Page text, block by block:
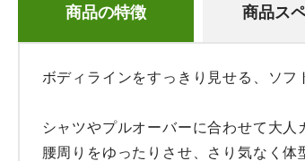
商品の特徴 商品ス
ボディラインをすっきり見せる、ソフ
シャツやプルオーバーに合わせて大
腰周りをゆったりさせ、さり気なく体